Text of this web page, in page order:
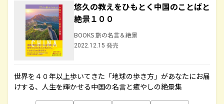
悠久の教えをひもとく中国のことばと
絶景１００
BOOKS 旅の名言＆絶景
2022.12.15 発売
世界を４０年以上歩いてきた「地球の歩き方」があなたにお届
けする、人生を輝かせる中国の名言と癒やしの絶景集